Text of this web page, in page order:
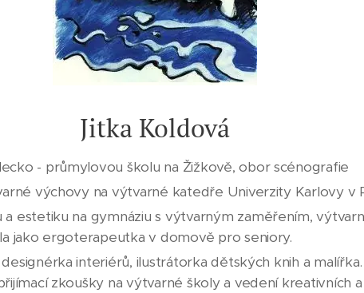
Jitka Koldová
- průmylovou školu na Žižkově, obor scénografie
výchovy na výtvarné katedře Univerzity Karlovy v
estetiku na gymnáziu s výtvarným zaměřením,
jako ergoterapeutka v domově pro seniory.
interiérů, ilustrátorka dětských knih a
zkoušky na výtvarné školy a vedení kreativních